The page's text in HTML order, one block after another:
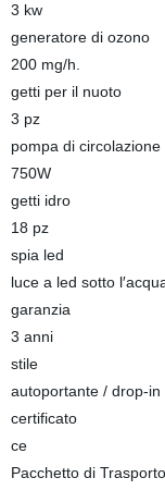
3 kw
generatore di ozono
200 mg/h.
getti per il nuoto
3 pz
pompa di circolazione
750W
getti idro
18 pz
spia led
luce a led sotto
garanzia
3 anni
stile
autoportante / drop-in
certificato
ce
Pacchetto di Trasporto